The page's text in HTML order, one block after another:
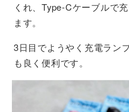
くれ、Type-Cケーブルで
ます。
3日目でようやく充電ラン
も良く便利です。